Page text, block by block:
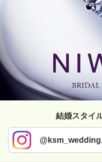
結婚スタイ